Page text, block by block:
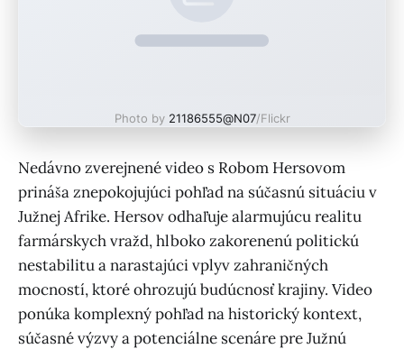
Photo by 21186555@N07/Flickr
Nedávno zverejnené video s Robom Hersovom
prináša znepokojujúci pohľad na súčasnú situáciu v
Južnej Afrike. Hersov odhaľuje alarmujúcu realitu
farmárskych vražd, hlboko zakorenenú politickú
nestabilitu a narastajúci vplyv zahraničných
mocností, ktoré ohrozujú budúcnosť krajiny. Video
ponúka komplexný pohľad na historický kontext,
súčasné výzvy a potenciálne scenáre pre Južnú